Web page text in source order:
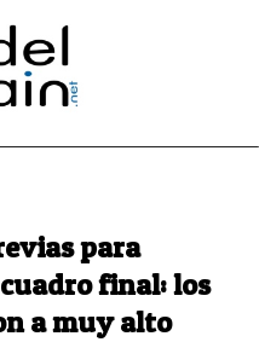
para
final: los
a muy alto